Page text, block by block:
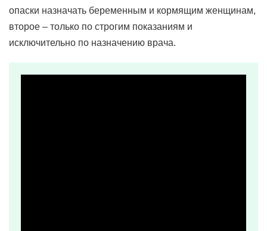
опаски назначать беременным и кормящим женщинам,
второе – только по строгим показаниям и
исключительно по назначению врача.